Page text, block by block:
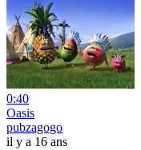
0:40
Oasis
pubzagogo
il y a 16 ans